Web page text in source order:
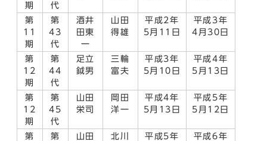
期
代
第
11
期
第
43
代
酒井
田東
一
山田
得雄
平成2年
5月11日
平成3年
4月30日
第
12
期
第
44
代
足立
鉞男
三輪
富夫
平成3年
5月10日
平成4年
5月13日
第
12
期
第
45
代
山田
栄司
岡田
洋一
平成4年
5月13日
平成5年
5月12日
第
第
山田
北川
平成5年
平成6年